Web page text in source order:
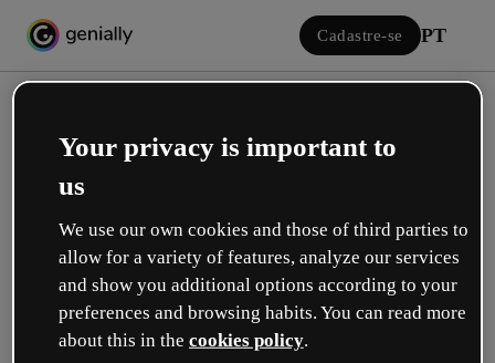
Cadastre-se PT
Iniciar sessão
Inicie sessão com o Google
Your privacy is important to
us
We use our own cookies and those of third parties to
allow for a variety of features, analyze our services
and show you additional options according to your
preferences and browsing habits. You can read more
about this in the cookies policy.